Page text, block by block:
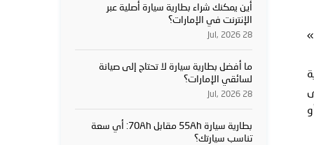
أين يمكنك شراء بطارية سيارة أصلية عبر
الإنترنت في الإمارات؟
28 Jul, 2026
ما أفضل بطارية سيارة لا تحتاج إلى صيانة
لسائقي الإمارات؟
28 Jul, 2026
بطارية سيارة 55Ah مقابل 70Ah: أي سعة
تناسب سيارتك؟
»